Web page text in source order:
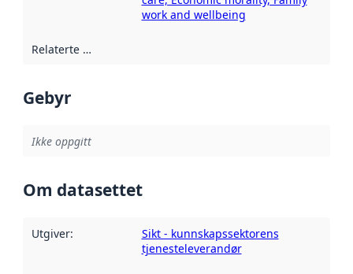
work and wellbeing
Relaterte ressurser
Gebyr
Ikke oppgitt
Om datasettet
Utgiver:
Sikt - kunnskapssektorens
tjenesteleverandør